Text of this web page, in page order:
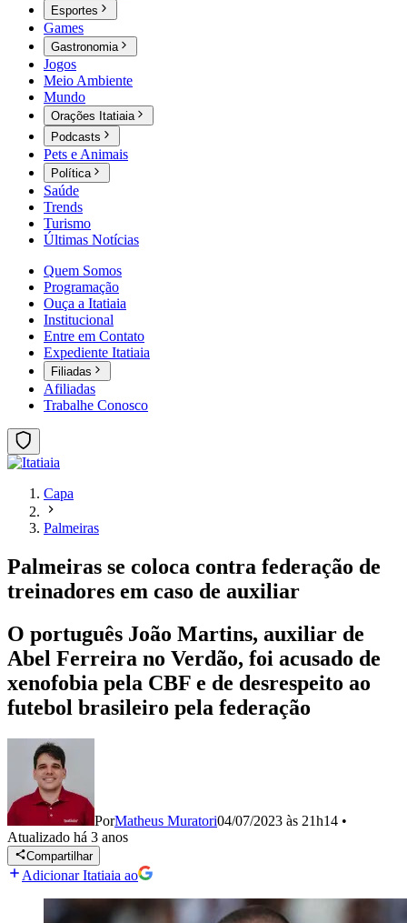
Esportes
Games
Gastronomia
Jogos
Meio Ambiente
Mundo
Orações Itatiaia
Podcasts
Pets e Animais
Política
Saúde
Trends
Turismo
Últimas Notícias
Quem Somos
Programação
Ouça a Itatiaia
Institucional
Entre em Contato
Expediente Itatiaia
Filiadas
Afiliadas
Trabalhe Conosco
Capa
Palmeiras
Palmeiras se coloca contra federação de
treinadores em caso de auxiliar
O português João Martins, auxiliar de
Abel Ferreira no Verdão, foi acusado de
xenofobia pela CBF e de desrespeito ao
futebol brasileiro pela federação
PorMatheus Muratori04/07/2023 às 21h14 •
Atualizado há 3 anos
Compartilhar
Adicionar Itatiaia ao